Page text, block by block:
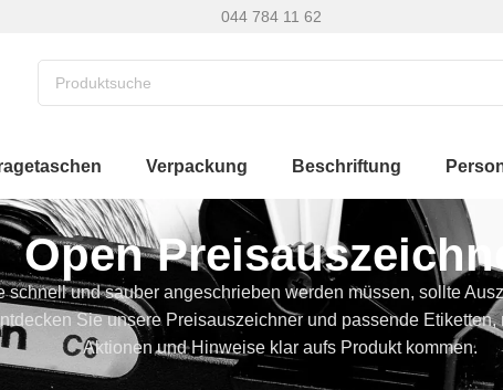
044 784 11 62
Verpackung Beschriftung
Open
schnell und sauber angeschrieben werden müssen, sollte
Sie unsere Preisauszeichner und passende Etiketten,
Aktionen und Hinweise klar aufs Produkt kommen.